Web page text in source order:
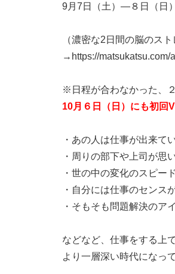
9月7日（土）—８日（日
（濃密な2日間の脳のス
→https://matsukatsu.com/
※日程が合わなかった、
10月６日（日）にも初回
・あの人は仕事が出来て
・周りの部下や上司が思
・世の中の変化のスピー
・自分には仕事のセンス
・そもそも問題解決のア
などなど、仕事をする上
より一層深い時代になっ